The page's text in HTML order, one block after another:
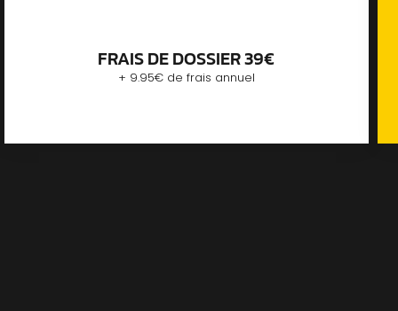
FRAIS DE DOSSIER 39€
+ 9.95€ de frais annuel